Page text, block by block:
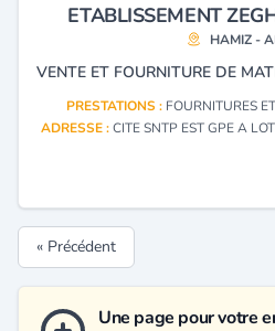
ETABLISSEMENT
HAMIZ -
PRESTATIONS : FOURNITURES
ADRESSE :CITE SNTP EST GPE A
« Précédent
Une page pour votre